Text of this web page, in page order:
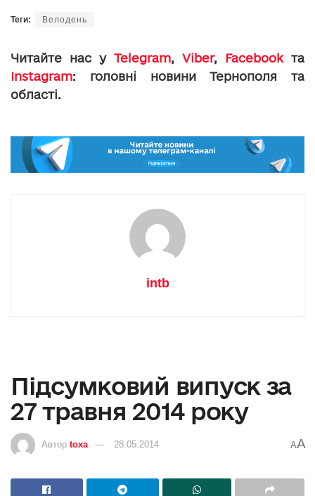
Теги: Велодень
Читайте нас у Telegram, Viber, Facebookта
Instagram: головні новини Тернополя та
області.
intb
Підсумковий випуск за
27 травня 2014 року
Автор toxa 28.05.2014 AA